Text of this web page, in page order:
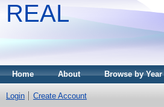
REAL
Home About Browse by Year
Login Create Account